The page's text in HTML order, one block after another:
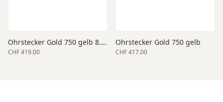
Ohrstecker Gold 750 gelb 8.5-9
CHF 419.00
Ohrstecker Gold 750 gelb
CHF 417.00